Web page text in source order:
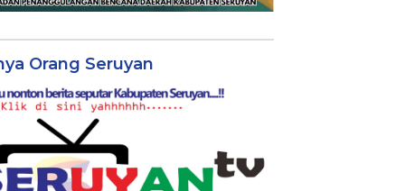
Orang Seruyan